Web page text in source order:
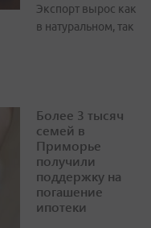
Экспорт вырос как
в натуральном, так
Более 3 тысяч
семей в
Приморье
получили
поддержку на
погашение
ипотеки